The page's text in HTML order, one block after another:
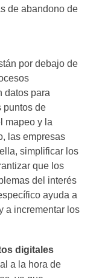
de abandono de
por debajo de
datos para
puntos de
mapeo y la
las empresas
simplificar los
que los
del interés
ayuda a
a incrementar los
digitales
a la hora de